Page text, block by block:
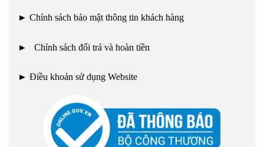
► Chính sách bảo mật thông tin khách hàng
► Chính sách đổi trả và hoàn tiền
► Điều khoản sử dụng Website